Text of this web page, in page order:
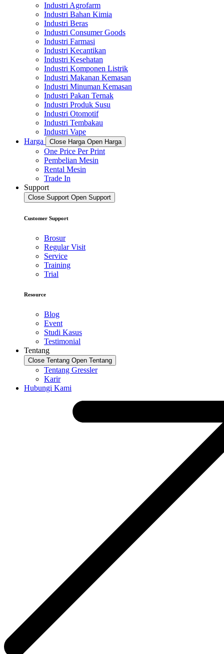
Industri Agrofarm
Industri Bahan Kimia
Industri Beras
Industri Consumer Goods
Industri Farmasi
Industri Kecantikan
Industri Kesehatan
Industri Komponen Listrik
Industri Makanan Kemasan
Industri Minuman Kemasan
Industri Pakan Ternak
Industri Produk Susu
Industri Otomotif
Industri Tembakau
Industri Vape
Harga
Close Harga Open Harga
One Price Per Print
Pembelian Mesin
Rental Mesin
Trade In
Support
Close Support Open Support
Customer Support
Brosur
Regular Visit
Service
Training
Trial
Resource
Blog
Event
Studi Kasus
Testimonial
Tentang
Close Tentang Open Tentang
Tentang Gressler
Karir
Hubungi Kami